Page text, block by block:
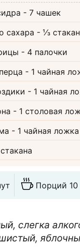
- 7 чашек
сахара - ⅓
- 4 палочки
- 1 чайная
- 1 чайная
- 1 столовая
- 1 чайная ложка
Порций 10
слегка